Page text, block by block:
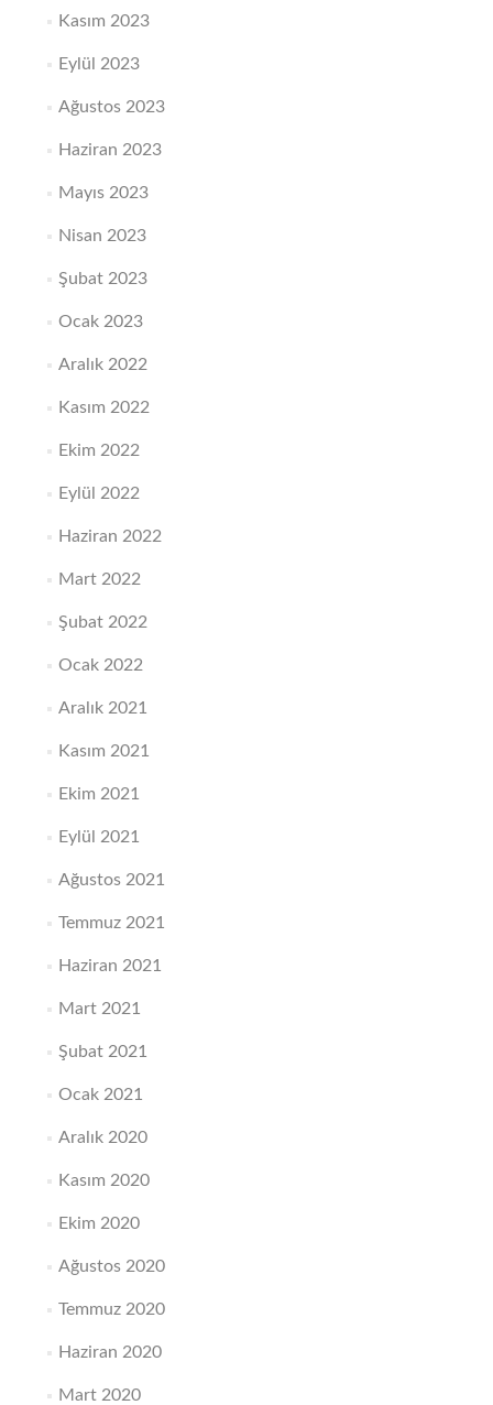
Kasım 2023
Eylül 2023
Ağustos 2023
Haziran 2023
Mayıs 2023
Nisan 2023
Şubat 2023
Ocak 2023
Aralık 2022
Kasım 2022
Ekim 2022
Eylül 2022
Haziran 2022
Mart 2022
Şubat 2022
Ocak 2022
Aralık 2021
Kasım 2021
Ekim 2021
Eylül 2021
Ağustos 2021
Temmuz 2021
Haziran 2021
Mart 2021
Şubat 2021
Ocak 2021
Aralık 2020
Kasım 2020
Ekim 2020
Ağustos 2020
Temmuz 2020
Haziran 2020
Mart 2020